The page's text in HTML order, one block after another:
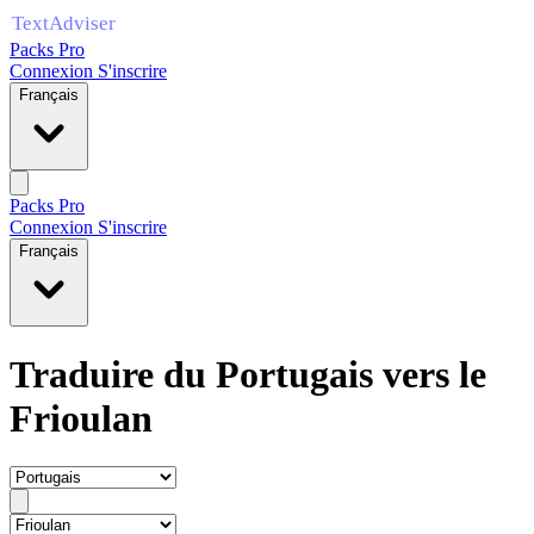
Packs Pro
Connexion S'inscrire
Français
Packs Pro
Connexion S'inscrire
Français
Traduire du Portugais vers le
Frioulan